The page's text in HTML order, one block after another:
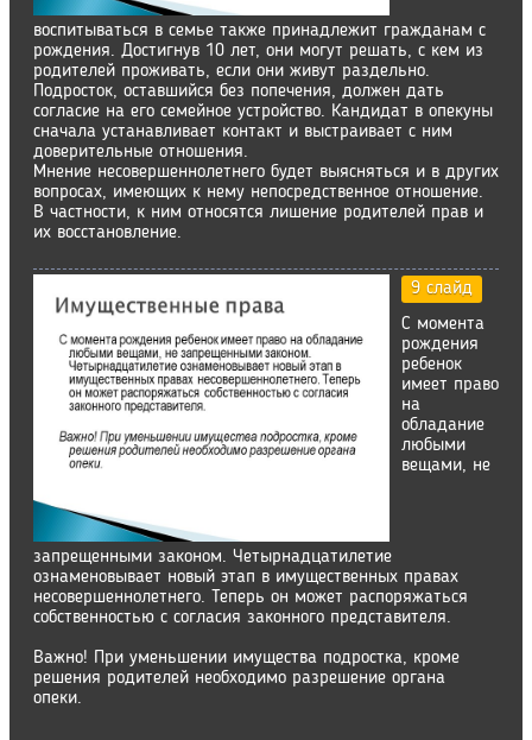
воспитываться в семье также принадлежит гражданам с
рождения. Достигнув 10 лет, они могут решать, с кем из
родителей проживать, если они живут раздельно.
Подросток, оставшийся без попечения, должен дать
согласие на его семейное устройство. Кандидат в опекуны
сначала устанавливает контакт и выстраивает с ним
доверительные отношения.
Мнение несовершеннолетнего будет выясняться и в других
вопросах, имеющих к нему непосредственное отношение.
В частности, к ним относятся лишение родителей прав и
их восстановление.
9 слайд
С момента
рождения
ребенок
имеет право
на
обладание
любыми
вещами, не
запрещенными законом. Четырнадцатилетие
ознаменовывает новый этап в имущественных правах
несовершеннолетнего. Теперь он может распоряжаться
собственностью с согласия законного представителя.
Важно! При уменьшении имущества подростка, кроме
решения родителей необходимо разрешение органа
опеки.